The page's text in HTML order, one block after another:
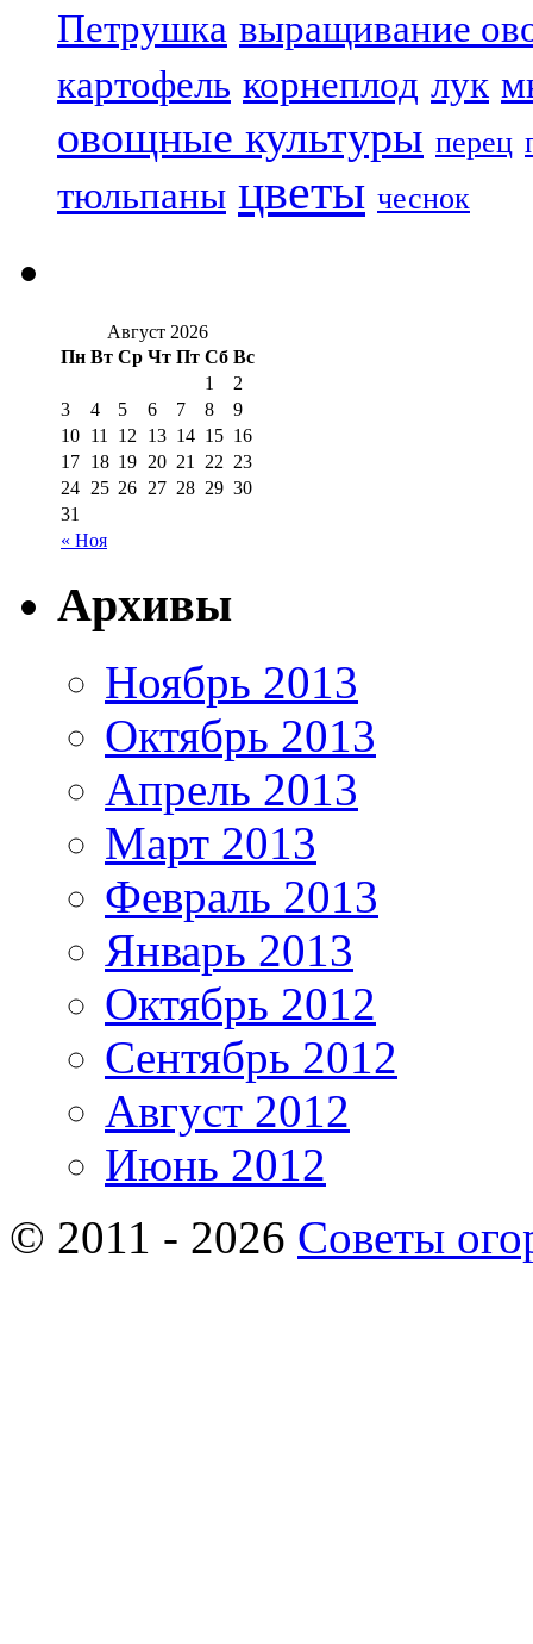
Петрушка выращивание
картофель корнеплод лук
овощные культуры перец
тюльпаны цветы чеснок
Август 2026
Пн Вт Ср Чт Пт Сб Вс
« Ноя
1
2
3
4 5 6 7 8
9
10 11 12 13 14 15 16
17 18 19 20 21 22 23
24 25 26 27 28 29 30
31
Архивы
Ноябрь 2013
Октябрь 2013
Апрель 2013
Март 2013
Февраль 2013
Январь 2013
Октябрь 2012
Сентябрь 2012
Август 2012
Июнь 2012
© 2011 - 2026 Советы